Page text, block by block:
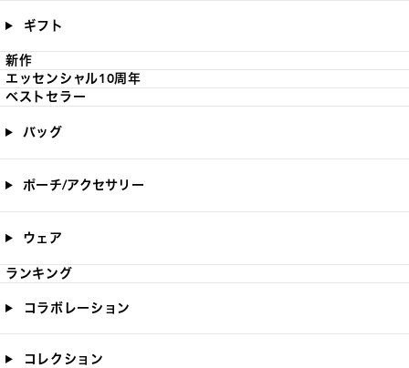
ギフト
新作
エッセンシャル10周年
ベストセラー
バッグ
ポーチ/アクセサリー
ウェア
ランキング
コラボレーション
コレクション